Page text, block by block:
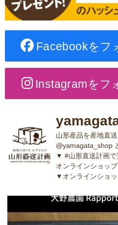
Facebookをフ
Instagramをフ
山形産品を産地直
@yamagata_shop
▼ #山形直送計画で
オンラインショッ
▼オンラインショ